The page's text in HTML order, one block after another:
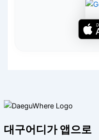
대구어디가 앱으로